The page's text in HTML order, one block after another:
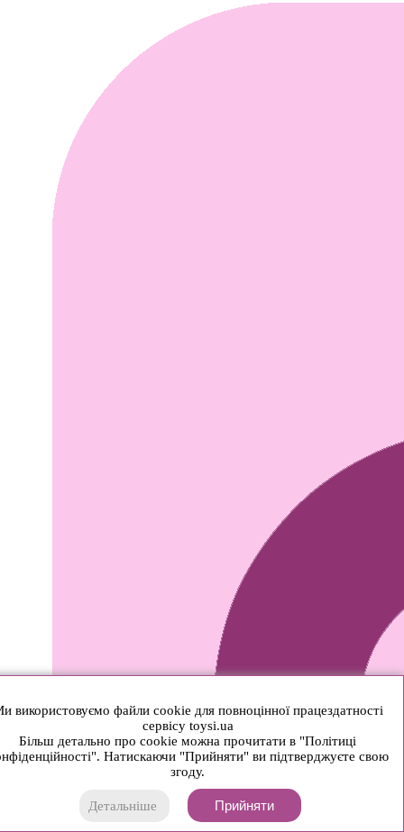
використовуємо файли cookie для повноцінної працездатності
сервісу toysi.ua
Більш детально про cookie можна прочитати в "Політиці
Натискаючи "Прийняти" ви підтверджуєте свою
згоду.
Детальніше Прийняти